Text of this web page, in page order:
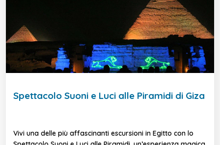
Spettacolo Suoni e Luci alle Piramidi di Giza
Vivi una delle più affascinanti escursioni in Egitto con lo